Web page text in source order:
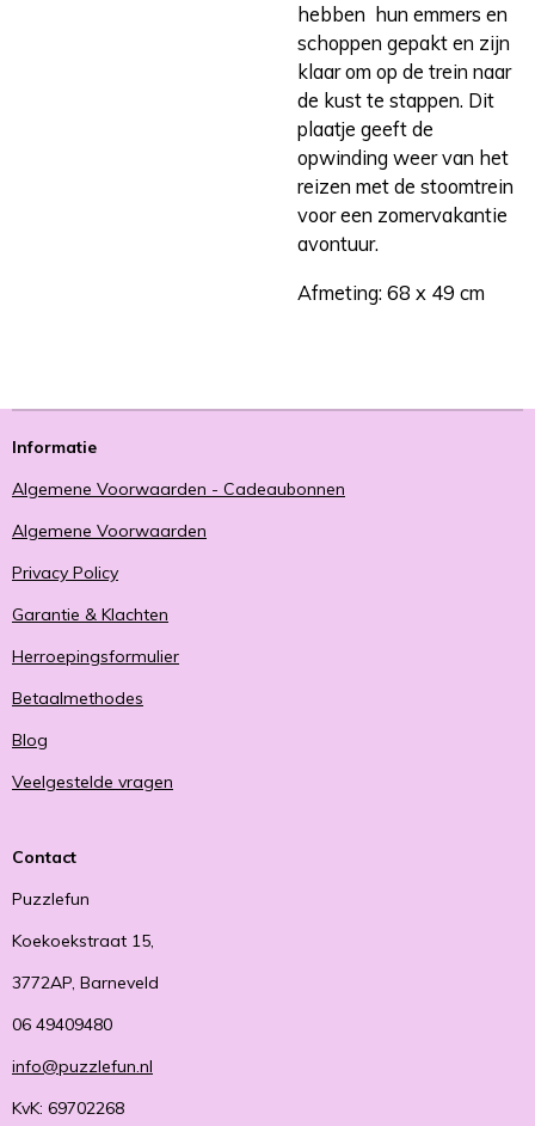
hebben hun emmers en
schoppen gepakt en zijn
klaar om op de trein naar
de kust te stappen. Dit
plaatje geeft de
opwinding weer van het
reizen met de stoomtrein
voor een zomervakantie
avontuur.
Afmeting: 68 x 49 cm
Informatie
Algemene Voorwaarden - Cadeaubonnen
Algemene Voorwaarden
Privacy Policy
Garantie & Klachten
Herroepingsformulier
Betaalmethodes
Blog
Veelgestelde vragen
Contact
Puzzlefun
Koekoekstraat 15,
3772AP, Barneveld
06 49409480
info@puzzlefun.nl
KvK: 69702268